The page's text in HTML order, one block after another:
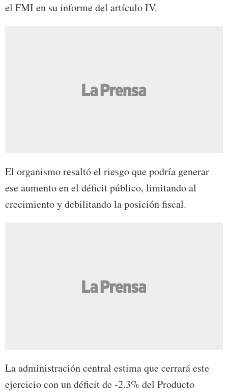
el FMI en su informe del artículo IV.
El organismo resaltó el riesgo que podría generar
ese aumento en el déficit público, limitando al
crecimiento y debilitando la posición fiscal.
La administración central estima que cerrará este
ejercicio con un déficit de -2.3% del Producto